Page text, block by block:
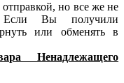
но все же не
Если Вы получили
или обменять в
Ненадлежащего